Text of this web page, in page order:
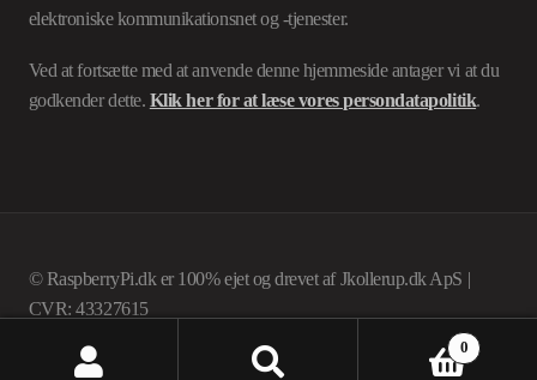
elektroniske kommunikationsnet og -tjenester.
Ved at fortsætte med at anvende denne hjemmeside antager vi at du
godkender dette. Klik her for at læse vores persondatapolitik.
© RaspberryPi.dk er 100% ejet og drevet af Jkollerup.dk ApS |
CVR: 43327615
© Raspberry Pi er et varemerke for Raspberry Pi Foundation 0